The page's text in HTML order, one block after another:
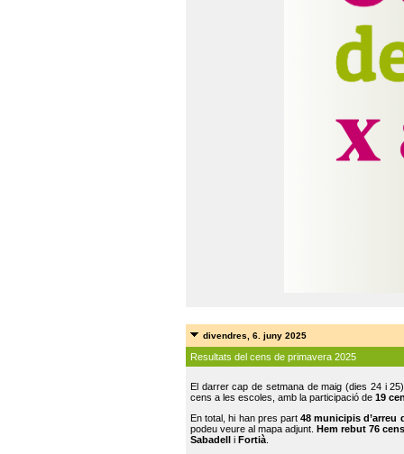
divendres, 6. juny 2025
Resultats del cens de primavera 2025
El darrer cap de setmana de maig (dies 24 i
cens a les escoles, amb la participació de 19
En total, hi han pres part48 municipis d’arreu
podeu veure al mapa adjunt. Hem rebut 76
Sabadell
i Fortià.